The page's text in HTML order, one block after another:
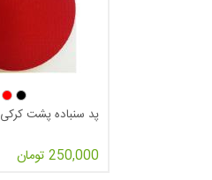
پد سنباده پشت کرکی 180 میلی متر
250,000 تومان